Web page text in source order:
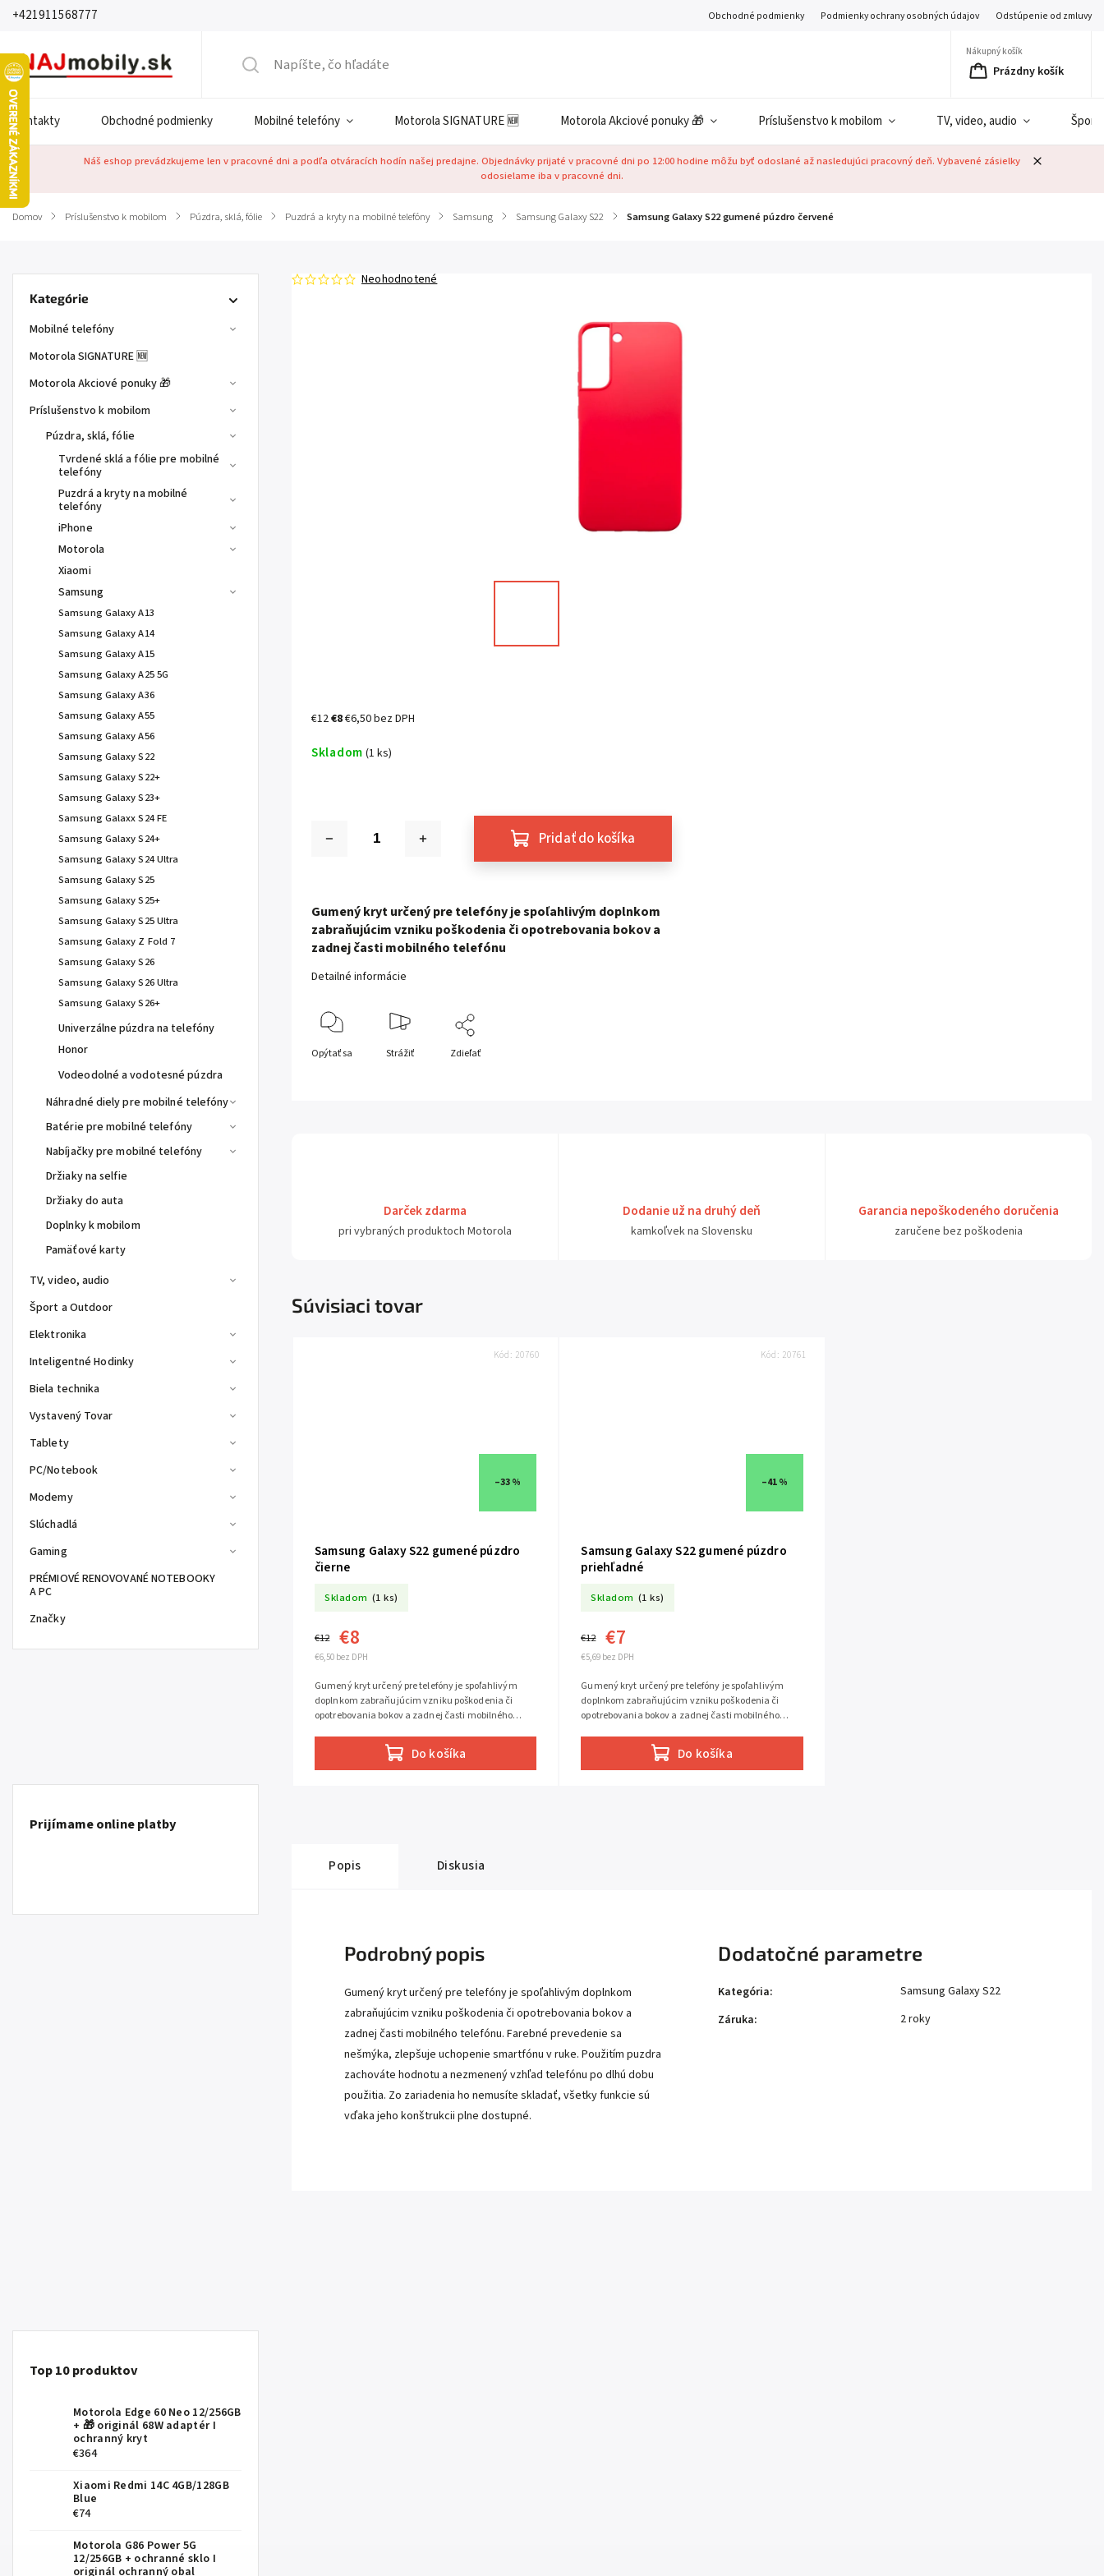
+421911568777 Obchodné podmienky Podmienky ochrany osobných údajov Odstúpenie od zmluvy
Nákupný košík
Prázdny košík
Kontakty Obchodné podmienky Mobilné telefóny Motorola SIGNATURE 🆕 Motorola Akciové ponuky 🎁 Príslušenstvo k mobilom TV, video, audio Šport
Náš eshop prevádzkujeme len v pracovné dni a podľa otváracích hodín našej predajne. Objednávky prijaté v pracovné dni po 12:00 hodine môžu byť odoslané až nasledujúci pracovný deň. Vybavené zásielky
odosielame iba v pracovné dni.
Domov / Príslušenstvo k mobilom / Púzdra, sklá, fólie / Puzdrá a kryty na mobilné telefóny / Samsung / Samsung Galaxy S22 / Samsung Galaxy S22 gumené púzdro červené
Kategórie
Mobilné telefóny
Motorola SIGNATURE 🆕
Motorola Akciové ponuky 🎁
Príslušenstvo k mobilom
Púzdra, sklá, fólie
Tvrdené sklá a fólie pre mobilné
telefóny
Puzdrá a kryty na mobilné
telefóny
iPhone
Motorola
Xiaomi
Samsung
Samsung Galaxy A13
Samsung Galaxy A14
Samsung Galaxy A15
Samsung Galaxy A25 5G
Samsung Galaxy A36
Samsung Galaxy A55
Samsung Galaxy A56
Samsung Galaxy S22
Samsung Galaxy S22+
Samsung Galaxy S23+
Samsung Galaxx S24 FE
Samsung Galaxy S24+
Samsung Galaxy S24 Ultra
Samsung Galaxy S25
Samsung Galaxy S25+
Samsung Galaxy S25 Ultra
Samsung Galaxy Z Fold 7
Samsung Galaxy S26
Samsung Galaxy S26 Ultra
Samsung Galaxy S26+
Univerzálne púzdra na telefóny
Honor
Vodeodolné a vodotesné púzdra
Náhradné diely pre mobilné telefóny
Batérie pre mobilné telefóny
Nabíjačky pre mobilné telefóny
Držiaky na selfie
Držiaky do auta
Doplnky k mobilom
Pamäťové karty
TV, video, audio
Šport a Outdoor
Elektronika
Inteligentné Hodinky
Biela technika
Vystavený Tovar
Tablety
PC/Notebook
Modemy
Slúchadlá
Gaming
PRÉMIOVÉ RENOVOVANÉ NOTEBOOKY
A PC
Značky
Prijímame online platby
Top 10 produktov
Motorola Edge 60 Neo 12/256GB
+ 🎁 originál 68W adaptér I
ochranný kryt
€364
Xiaomi Redmi 14C 4GB/128GB
Blue
€74
Motorola G86 Power 5G
12/256GB + ochranné sklo I
originál ochranný obal
Neohodnotené
€12€8€6,50 bez DPH
Skladom (1 ks)
Pridať do košíka
Gumený kryt určený pre telefóny je spoľahlivým doplnkom
zabraňujúcim vzniku poškodenia či opotrebovania bokov a
zadnej časti mobilného telefónu
Detailné informácie
Opýtať sa Strážiť Zdieľať
Darček zdarma
pri vybraných produktoch Motorola
Dodanie už na druhý deň
kamkoľvek na Slovensku
Garancia nepoškodeného doručenia
zaručene bez poškodenia
Súvisiaci tovar
–33 %
Samsung Galaxy S22 gumené púzdro
čierne
Skladom (1 ks)
€6,50 bez DPH
€12 €8
Do košíka
Gumený kryt určený pre telefóny je spoľahlivým
doplnkom zabraňujúcim vzniku poškodenia či
opotrebovania bokov a zadnej časti mobilného
Kód: 20760
–41 %
Samsung Galaxy S22 gumené púzdro
priehľadné
Skladom (1 ks)
€5,69 bez DPH
€12 €7
Do košíka
Gumený kryt určený pre telefóny je spoľahlivým
doplnkom zabraňujúcim vzniku poškodenia či
opotrebovania bokov a zadnej časti mobilného
Kód: 20761
Popis Diskusia
Podrobný popis
Gumený kryt určený pre telefóny je spoľahlivým doplnkom
zabraňujúcim vzniku poškodenia či opotrebovania bokov a
zadnej časti mobilného telefónu. Farebné prevedenie sa
nešmýka, zlepšuje uchopenie smartfónu v ruke. Použitím puzdra
zachováte hodnotu a nezmenený vzhľad telefónu po dlhú dobu
použitia. Zo zariadenia ho nemusíte skladať, všetky funkcie sú
vďaka jeho konštrukcii plne dostupné.
Dodatočné parametre
Kategória:
Samsung Galaxy S22
Záruka: 2 roky